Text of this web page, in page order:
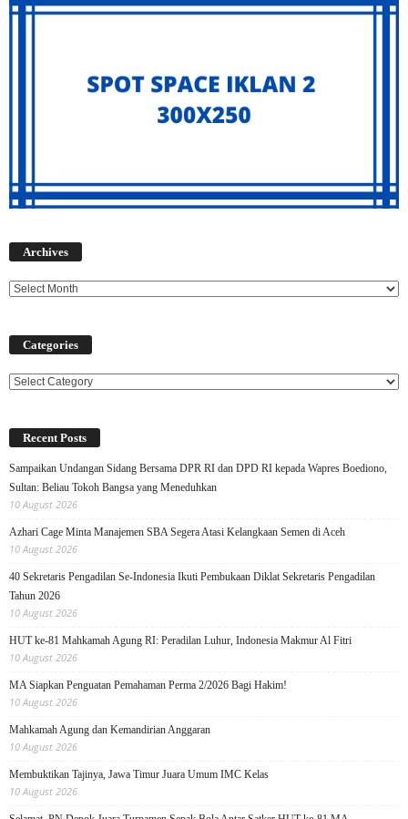
Archives
Categories
Categories
Recent Posts
Sampaikan Undangan Sidang Bersama DPR RI dan DPD RI kepada Wapres Boediono,
Sultan: Beliau Tokoh Bangsa yang Meneduhkan
10 August 2026
Azhari Cage Minta Manajemen SBA Segera Atasi Kelangkaan Semen di Aceh
10 August 2026
40 Sekretaris Pengadilan Se-Indonesia Ikuti Pembukaan Diklat Sekretaris Pengadilan
Tahun 2026
10 August 2026
HUT ke-81 Mahkamah Agung RI: Peradilan Luhur, Indonesia Makmur Al Fitri
10 August 2026
MA Siapkan Penguatan Pemahaman Perma 2/2026 Bagi Hakim!
10 August 2026
Mahkamah Agung dan Kemandirian Anggaran
10 August 2026
Membuktikan Tajinya, Jawa Timur Juara Umum IMC Kelas
10 August 2026